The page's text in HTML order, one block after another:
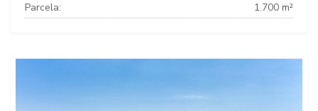
Parcela:
1.700 m²